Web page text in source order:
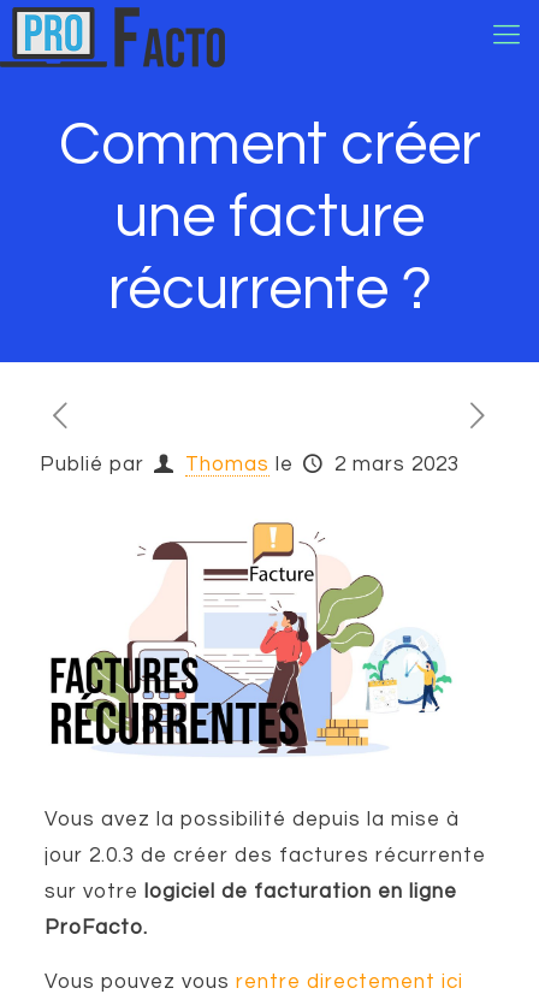
Comment créer
une facture
récurrente ?
Publié par Thomas le 2 mars 2023
Vous avez la possibilité depuis la mise à
jour 2.0.3 de créer des factures récurrente
sur votre
logiciel de facturation en ligne
ProFacto.
Vous pouvez vous rentre directement ici